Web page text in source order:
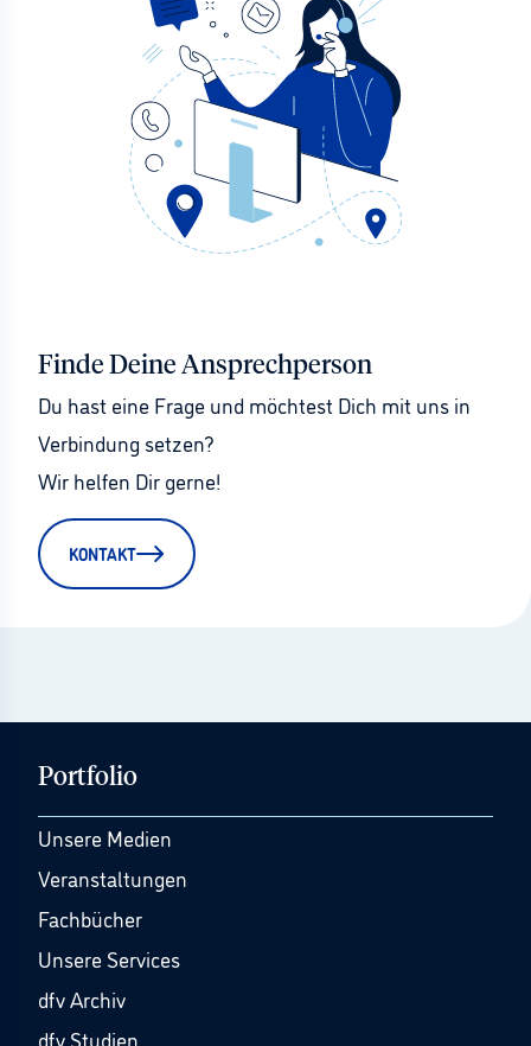
Finde Deine Ansprechperson
Du hast eine Frage und möchtest Dich mit uns in
Verbindung setzen?
Wir helfen Dir gerne!
KONTAKT
Portfolio
Unsere Medien
Veranstaltungen
Fachbücher
Unsere Services
dfv Archiv
dfv Studien